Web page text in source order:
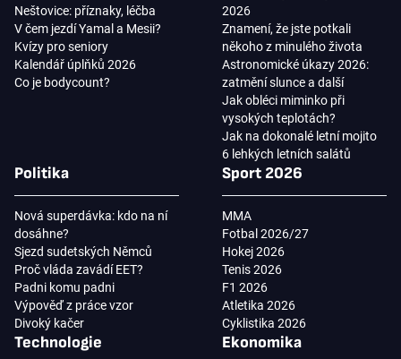
Neštovice: příznaky, léčba
V čem jezdí Yamal a Mesii?
Kvízy pro seniory
Kalendář úplňků 2026
Co je bodycount?
2026
Znamení, že jste potkali
někoho z minulého života
Astronomické úkazy 2026:
zatmění slunce a další
Jak obléci miminko při
vysokých teplotách?
Jak na dokonalé letní mojito
6 lehkých letních salátů
Politika
Nová superdávka: kdo na ní
dosáhne?
Sjezd sudetských Němců
Proč vláda zavádí EET?
Padni komu padni
Výpověď z práce vzor
Divoký kačer
Sport 2026
MMA
Fotbal 2026/27
Hokej 2026
Tenis 2026
F1 2026
Atletika 2026
Cyklistika 2026
Technologie Ekonomika